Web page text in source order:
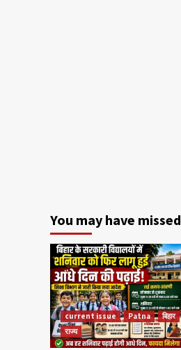
You may have missed
current issue Patna
बिहार
राज्य